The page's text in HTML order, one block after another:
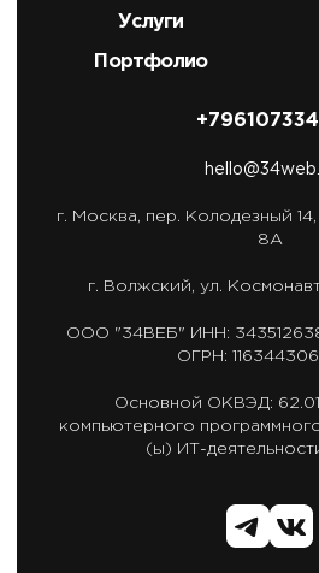
Услуги
Портфолио
г. Москва, пер. Колодезный
8А
г. Волжский, ул.
ООО "34ВЕБ" ИНН:
ОГРН:
Основной ОКВЭД: 62.01
компьютерного
(ы) ИТ-деятельности